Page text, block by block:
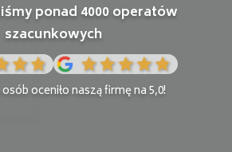
ponad 4000 operatów
szacunkowych
oceniło naszą firmę na 5,0!